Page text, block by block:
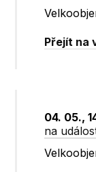
Přejít na
04. 05.,
na